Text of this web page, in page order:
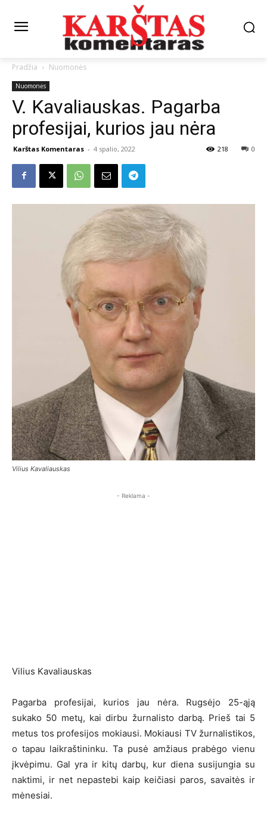
Pradžia Nuomonės
Nuomonės
V. Kavaliauskas. Pagarba
profesijai, kurios jau nėra
Karštas Komentaras - 4 spalio, 2022 0
218
Vilius Kavaliauskas
- Reklama -
Vilius Kavaliauskas
Pagarba profesijai, kurios jau nėra. Rugsėjo 25-ąją
sukako 50 metų, kai dirbu žurnalisto darbą. Prieš tai 5
metus tos profesijos mokiausi. Mokiausi TV žurnalistikos,
o tapau laikraštininku. Ta pusė amžiaus prabėgo vienu
įkvėpimu. Gal yra ir kitų darbų, kur diena susijungia su
naktimi, ir net nepastebi kaip keičiasi paros, savaitės ir
mėnesiai.